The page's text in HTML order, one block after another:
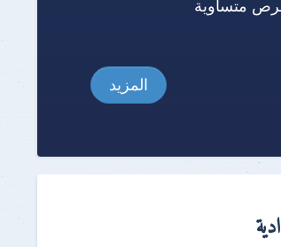
متساوية
المزيد